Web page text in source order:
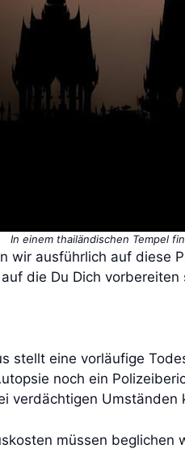
In einem thailändischen Tempel
wir ausführlich auf diese
die Du Dich vorbereiten
stellt eine vorläufige
noch ein
verdächtigen Umständen
müssen